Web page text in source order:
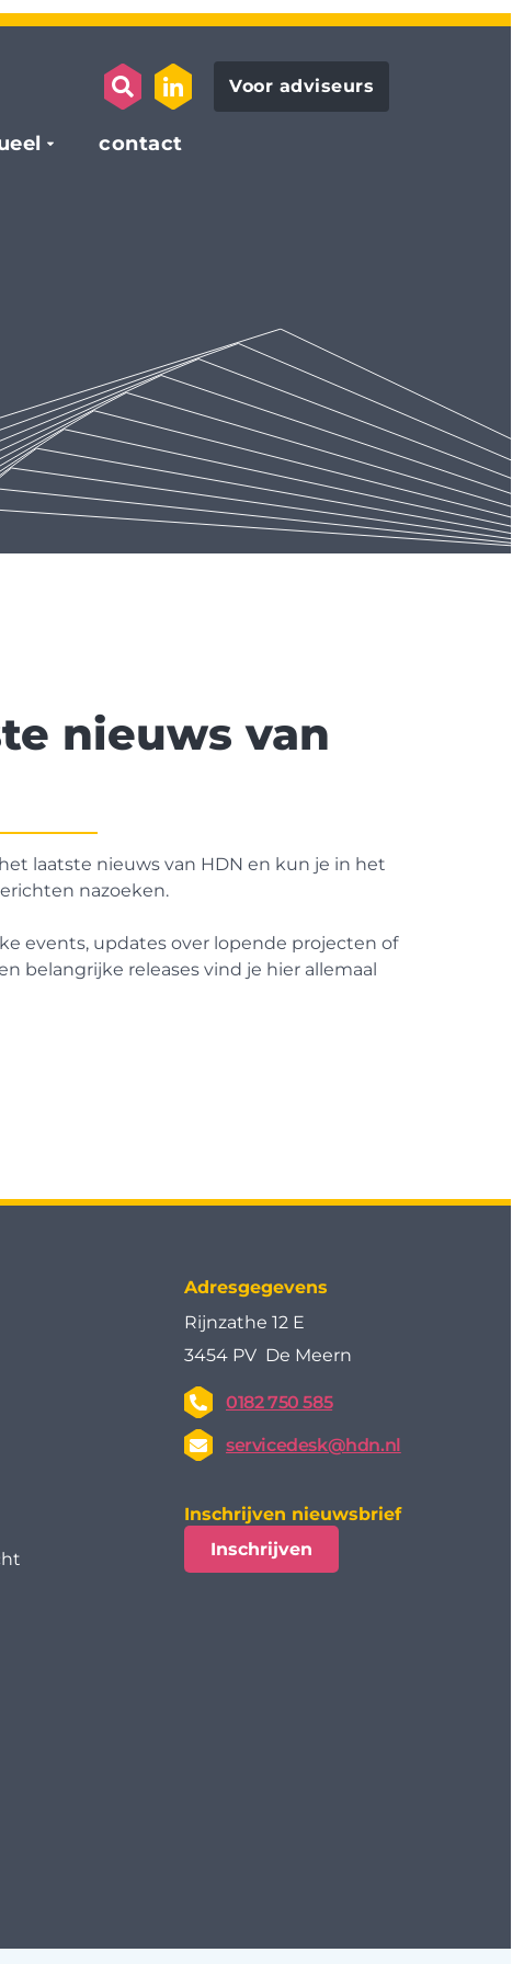
contact
search opener
link to the linkedin page
Voor adviseurs
nieuws van
laatste nieuws van HDN en kun je in het
nazoeken.
events, updates over lopende projecten of
belangrijke releases vind je hier allemaal
Adresgegevens
Rijnzathe 12 E
3454 PV De Meern
0182 750 585
servicedesk@hdn.nl
Inschrijven nieuwsbrief
Inschrijven